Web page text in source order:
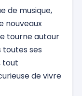
de musique,
nouveaux
tourne autour
toutes ses
tout
de vivre